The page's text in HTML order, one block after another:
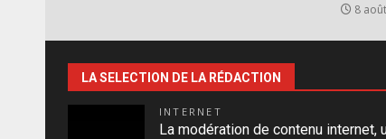
8
LA SELECTION DE LA RÉDACTION
INTERNET
La modération de contenu internet,